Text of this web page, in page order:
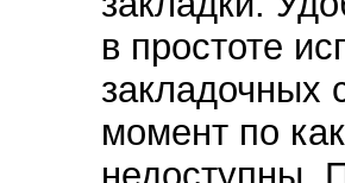
в простоте
закладочных
момент по